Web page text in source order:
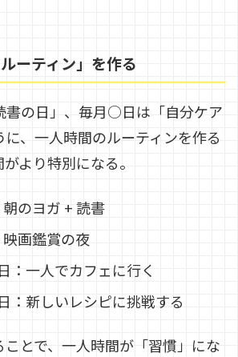
ーティン」を作る
の日」、毎月○日は「自分ケア
、一人時間のルーティンを作る
より特別になる。
のヨガ + 読書
画鑑賞の夜
：一人でカフェに行く
：新しいレシピに挑戦する
とで、一人時間が「習慣」にな